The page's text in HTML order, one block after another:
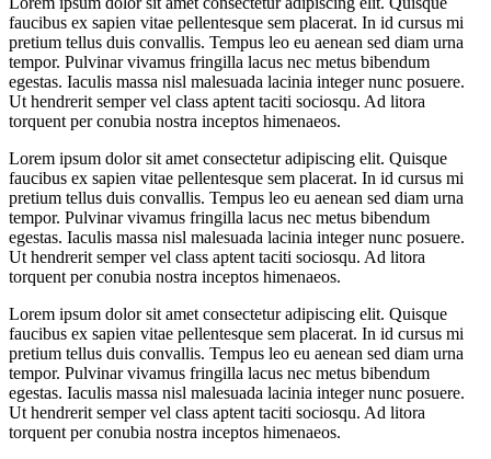
faucibus ex sapien vitae pellentesque sem placerat. In id cursus mi
pretium tellus duis convallis. Tempus leo eu aenean sed diam urna
tempor. Pulvinar vivamus fringilla lacus nec metus bibendum
egestas. Iaculis massa nisl malesuada lacinia integer nunc posuere.
Ut hendrerit semper vel class aptent taciti sociosqu. Ad litora
torquent per conubia nostra inceptos himenaeos.
Lorem ipsum dolor sit amet consectetur adipiscing elit. Quisque
faucibus ex sapien vitae pellentesque sem placerat. In id cursus mi
pretium tellus duis convallis. Tempus leo eu aenean sed diam urna
tempor. Pulvinar vivamus fringilla lacus nec metus bibendum
egestas. Iaculis massa nisl malesuada lacinia integer nunc posuere.
Ut hendrerit semper vel class aptent taciti sociosqu. Ad litora
torquent per conubia nostra inceptos himenaeos.
Lorem ipsum dolor sit amet consectetur adipiscing elit. Quisque
faucibus ex sapien vitae pellentesque sem placerat. In id cursus mi
pretium tellus duis convallis. Tempus leo eu aenean sed diam urna
tempor. Pulvinar vivamus fringilla lacus nec metus bibendum
egestas. Iaculis massa nisl malesuada lacinia integer nunc posuere.
Ut hendrerit semper vel class aptent taciti sociosqu. Ad litora
torquent per conubia nostra inceptos himenaeos.